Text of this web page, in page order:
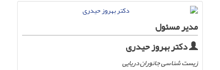
مدیر مسئول
دکتر بهروز حیدری
زیست شناسی جانوران دریایی